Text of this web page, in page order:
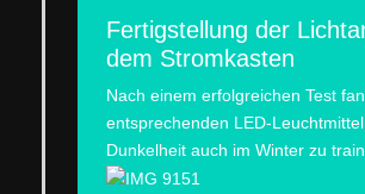
Fertigstellung der
dem Stromkasten
Nach einem erfolgreichen Test
entsprechenden LED-
Dunkelheit auch im Winter zu